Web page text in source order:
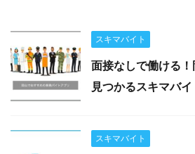
スキマバイト
面接なしで働ける
見つかるスキマバ
スキマバイト